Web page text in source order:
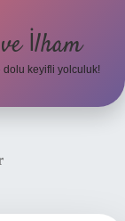
İlham
keyifli yolculuk!